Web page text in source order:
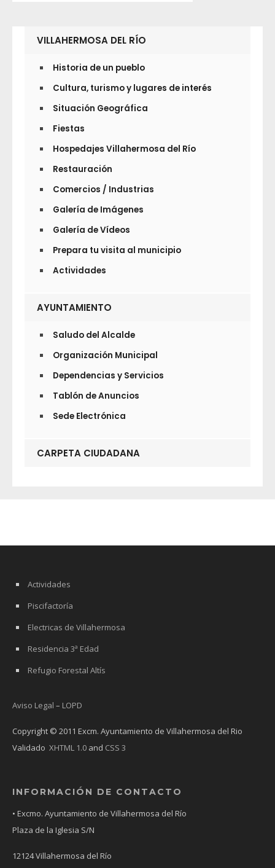
VILLAHERMOSA DEL RÍO
Historia de un pueblo
Cultura, turismo y lugares de interés
Situación Geográfica
Fiestas
Hospedajes Villahermosa del Río
Restauración
Comercios / Industrias
Galería de Imágenes
Galería de Vídeos
Prepara tu visita al municipio
Actividades
AYUNTAMIENTO
Saludo del Alcalde
Organización Municipal
Dependencias y Servicios
Tablón de Anuncios
Sede Electrónica
CARPETA CIUDADANA
Actividades
Piscifactoría
Electricas de Villahermosa
Residencia 3ª Edad
Refugio Forestal Altís
Aviso Legal – LOPD
Copyright © 2011 Excm. Ayuntamiento de Villahermosa del Rio
Validado XHTML 1.0 and CSS 3
INFORMACIÓN DE CONTACTO
• Excmo. Ayuntamiento de Villahermosa del Río
Plaza de la Iglesia S/N
12124 Villahermosa del Río